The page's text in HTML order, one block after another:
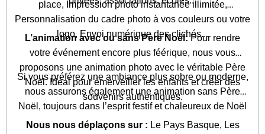
place, Impression photo instantanée illimitée,
Personnalisation du cadre photo à vos couleurs ou votre
logo, Envoi numérique des clichés...
L’animation avec ou sans Père Noël:Pour rendre
votre événement encore plus féérique, nous vous
proposons une animation photo avec le véritable Père
Noël.Idéal pour émerveiller les enfants et créer des
souvenirs authentiques.
Si vous préférez une ambiance plus sobre ou moderne,
nous assurons également une animation sans Père
Noël, toujours dans l’esprit festif et chaleureux de Noël
Nous nous déplaçons sur : Le Pays Basque, Les